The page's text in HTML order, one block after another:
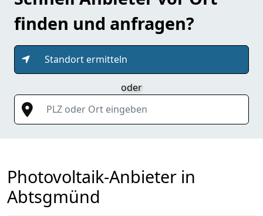
finden und anfragen?
Standort ermitteln
oder
PLZ oder Ort eingeben
Photovoltaik-Anbieter in
Abtsgmünd